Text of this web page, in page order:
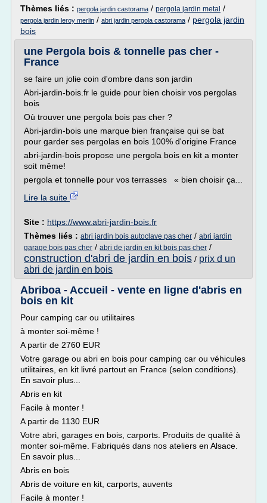
Thèmes liés : pergola jardin castorama / pergola jardin metal /
pergola jardin leroy merlin / abri jardin pergola castorama / pergola jardin
bois
une Pergola bois & tonnelle pas cher -
France
se faire un jolie coin d'ombre dans son jardin
Abri-jardin-bois.fr le guide pour bien choisir vos pergolas
bois
Où trouver une pergola bois pas cher ?
Abri-jardin-bois une marque bien française qui se bat
pour garder ses pergolas en bois 100% d'origine France
abri-jardin-bois propose une pergola bois en kit a monter
soit même!
pergola et tonnelle pour vos terrasses « bien choisir ça...
Lire la suite
Site : https://www.abri-jardin-bois.fr
Thèmes liés : abri jardin bois autoclave pas cher / abri jardin
garage bois pas cher / abri de jardin en kit bois pas cher /
construction d'abri de jardin en bois / prix d un
abri de jardin en bois
Abriboa - Accueil - vente en ligne d'abris en
bois en kit
Pour camping car ou utilitaires
à monter soi-même !
A partir de 2760 EUR
Votre garage ou abri en bois pour camping car ou véhicules
utilitaires, en kit livré partout en France (selon conditions).
En savoir plus...
Abris en kit
Facile à monter !
A partir de 1130 EUR
Votre abri, garages en bois, carports. Produits de qualité à
monter soi-même. Fabriqués dans nos ateliers en Alsace.
En savoir plus...
Abris en bois
Abris de voiture en kit, carports, auvents
Facile à monter !